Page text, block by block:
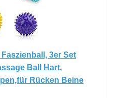
3er Set
Ball Hart,
Rücken Beine